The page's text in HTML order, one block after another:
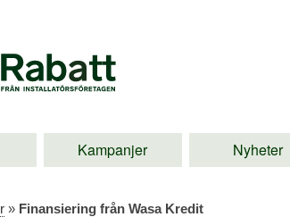
Kampanjer Nyheter
» Finansiering från Wasa Kredit